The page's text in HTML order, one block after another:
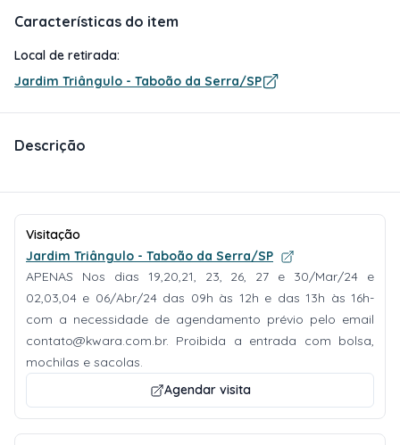
Características do item
Local de retirada:
Jardim Triângulo - Taboão da Serra/SP
Descrição
Visitação
Jardim Triângulo - Taboão da Serra/SP
APENAS Nos dias 19,20,21, 23, 26, 27 e 30/Mar/24 e
02,03,04 e 06/Abr/24 das 09h às 12h e das 13h às 16h-
com a necessidade de agendamento prévio pelo email
contato@kwara.com.br. Proibida a entrada com bolsa,
mochilas e sacolas.
Agendar visita